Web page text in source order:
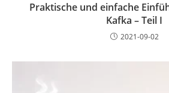
Praktische und einfache
Kafka – Teil I
2021-09-02